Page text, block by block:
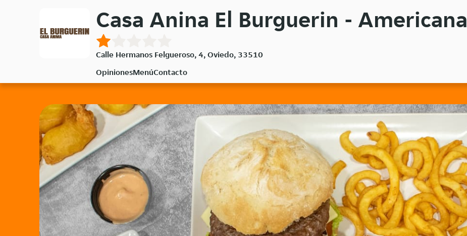
Casa Anina El Burguerin - Americana
Calle Hermanos Felgueroso, 4, Oviedo, 33510
OpinionesMenúContacto